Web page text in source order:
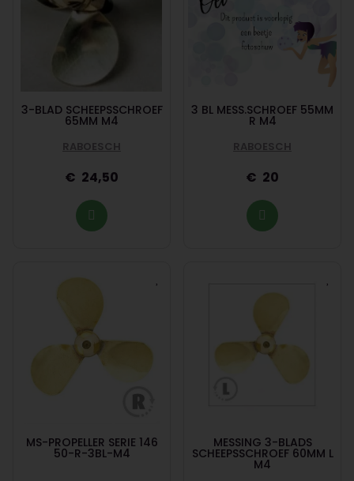
3-BLAD SCHEEPSSCHROEF
65MM M4
RABOESCH
24,50
3 BL MESS.SCHROEF 55MM
R M4
RABOESCH
20
MS-PROPELLER SERIE 146
50-R-3BL-M4
MESSING 3-BLADS
SCHEEPSSCHROEF 60MM L
M4